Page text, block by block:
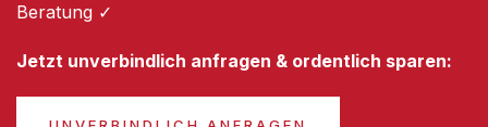
Beratung ✓
Jetzt unverbindlich anfragen & ordentlich sparen: